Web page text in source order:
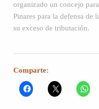
organizado un concejo
Pinares para la defensa de
su exceso de tributación.
Comparte: